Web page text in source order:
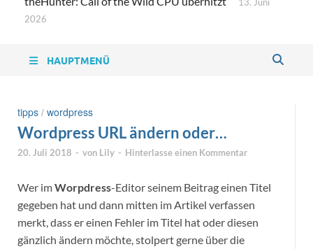
13. Juni
2026
HAUPTMENÜ
tipps / wordpress
Wordpress URL ändern oder
resetten
20. Juli 2018 - von Lily - Hinterlasse einen Kommentar
Wer imWorpdress-Editor seinem Beitrag einen Titel
gegeben hat und dann mitten im Artikel verfassen
merkt, dass er einen Fehler im Titel hat oder diesen
gänzlich ändern möchte, stolpert gerne über die